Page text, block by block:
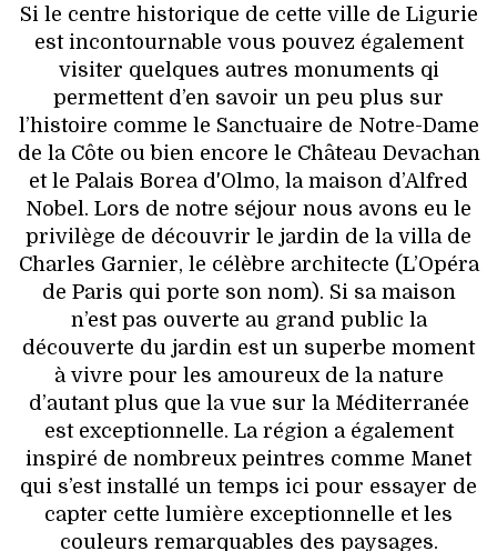
Si le centre historique de cette ville de Ligurie
est incontournable vous pouvez également
visiter quelques autres monuments qi
permettent d’en savoir un peu plus sur
l’histoire comme le Sanctuaire de Notre-Dame
de la Côte ou bien encore le Château Devachan
et le Palais Borea d'Olmo, la maison d’Alfred
Nobel. Lors de notre séjour nous avons eu le
privilège de découvrir le jardin de la villa de
Charles Garnier, le célèbre architecte (L’Opéra
de Paris qui porte son nom). Si sa maison
n’est pas ouverte au grand public la
découverte du jardin est un superbe moment
à vivre pour les amoureux de la nature
d’autant plus que la vue sur la Méditerranée
est exceptionnelle. La région a également
inspiré de nombreux peintres comme Manet
qui s’est installé un temps ici pour essayer de
capter cette lumière exceptionnelle et les
couleurs remarquables des paysages.